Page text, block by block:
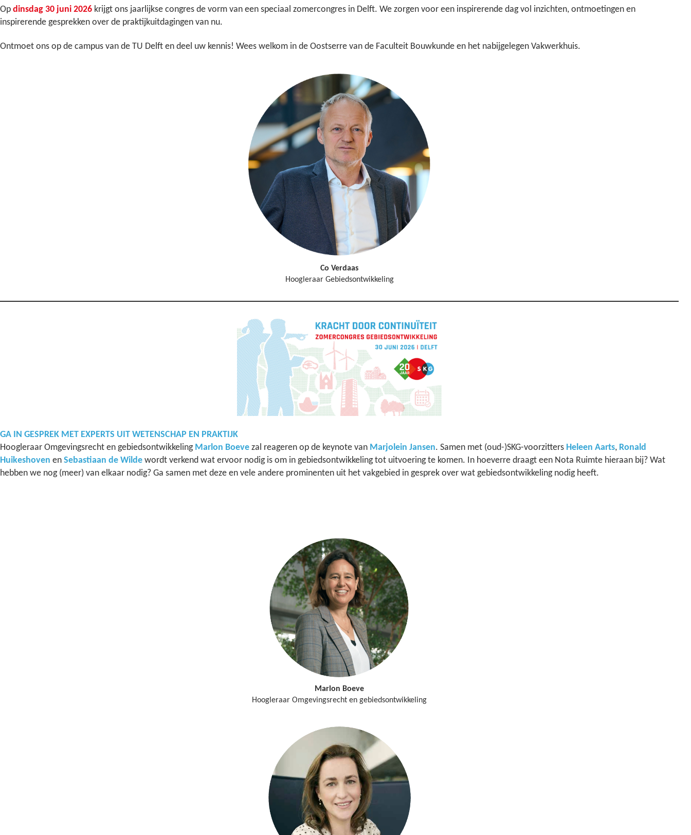
Op dinsdag 30 juni 2026 krijgt ons jaarlijkse congres de vorm van een speciaal zomercongres in Delft. We zorgen voor een inspirerende dag vol inzichten, ontmoetingen en
inspirerende gesprekken over de praktijkuitdagingen van nu.
Ontmoet ons op de campus van de TU Delft en deel uw kennis! Wees welkom in de Oostserre van de Faculteit Bouwkunde en het nabijgelegen Vakwerkhuis.
Co Verdaas
Hoogleraar Gebiedsontwikkeling
GA IN GESPREK MET EXPERTS UIT WETENSCHAP EN PRAKTIJK
Hoogleraar Omgevingsrecht en gebiedsontwikkeling Marlon Boeve zal reageren op de keynote van Marjolein Jansen. Samen met (oud-)SKG-voorzitters Heleen Aarts, Ronald
Huikeshoven en Sebastiaan de Wilde wordt verkend wat ervoor nodig is om in gebiedsontwikkeling tot uitvoering te komen. In hoeverre draagt een Nota Ruimte hieraan bij? Wat
hebben we nog (meer) van elkaar nodig? Ga samen met deze en vele andere prominenten uit het vakgebied in gesprek over wat gebiedsontwikkeling nodig heeft.
Marlon Boeve
Hoogleraar Omgevingsrecht en gebiedsontwikkeling